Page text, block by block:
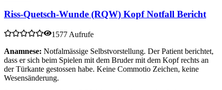
Riss-Quetsch-Wunde (RQW) Kopf Notfall Bericht
1577 Aufrufe
Anamnese: Notfalmässige Selbstvorstellung. Der Patient berichtet,
dass er sich beim Spielen mit dem Bruder mit dem Kopf rechts an
der Türkante gestossen habe. Keine Commotio Zeichen, keine
Wesensänderung.